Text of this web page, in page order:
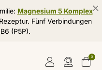
Magnesium 5 Komplex
Fünf Verbindungen
(P5P).
0